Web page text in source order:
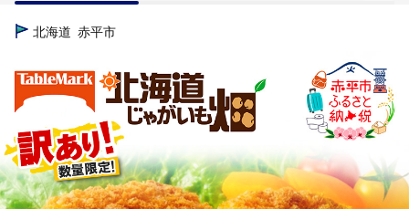
TOP
北海道 赤平市